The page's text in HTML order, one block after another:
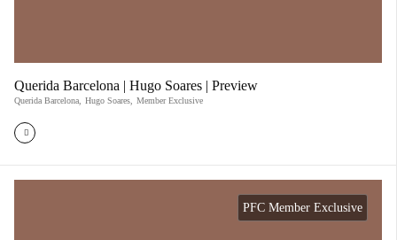
Querida Barcelona | Hugo Soares | Preview
Querida Barcelona Hugo Soares Member Exclusive
PFC Member Exclusive